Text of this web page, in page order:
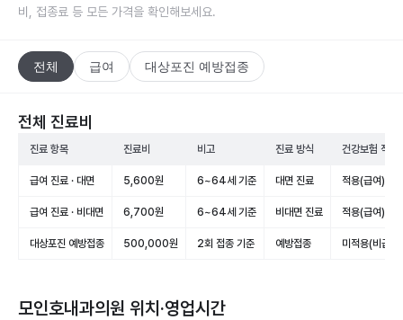
비, 접종료 등 모든 가격을 확인해보세요.
전체 급여 대상포진 예방접종
전체 진료비
진료 항목 진료비 비고 진료 방식 건강보험 적용
급여 진료 · 대면 5,600원 6~64세 기준 대면 진료 적용(급여)
급여 진료 · 비대면 6,700원 6~64세 기준 비대면 진료 적용(급여)
대상포진 예방접종 500,000원 2회 접종 기준 예방접종 미적용(비급여)
모인호내과의원 위치·영업시간